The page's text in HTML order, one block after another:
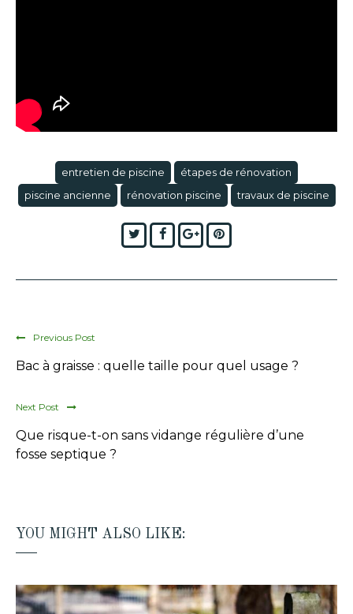
entretien de piscine
étapes de rénovation
piscine ancienne
rénovation piscine travaux de piscine
TwitterFacebook
Google+Pinterest
Previous Post
Bac à graisse : quelle taille pour quel usage ?
Next Post
Que risque-t-on sans vidange régulière d’une
fosse septique ?
YOU MIGHT ALSO LIKE: